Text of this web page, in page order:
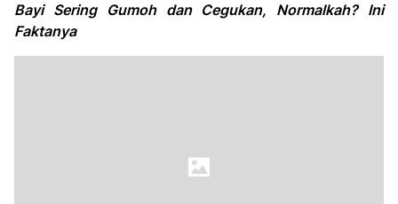
Bayi Sering Gumoh dan Cegukan, Normalkah? Ini
Faktanya